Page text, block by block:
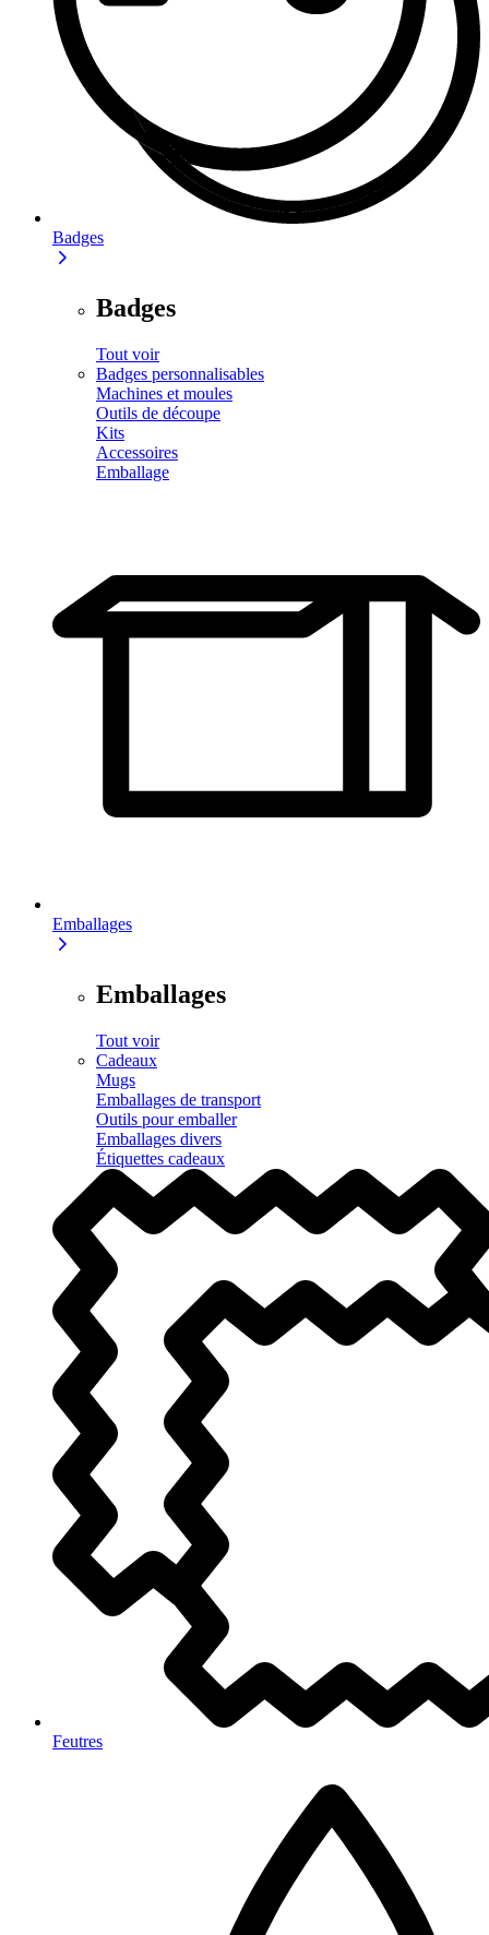
Badges
Badges
Tout voir
Badges personnalisables
Machines et moules
Outils de découpe
Kits
Accessoires
Emballage
Emballages
Emballages
Tout voir
Cadeaux
Mugs
Emballages de transport
Outils pour emballer
Emballages divers
Étiquettes cadeaux
Feutres